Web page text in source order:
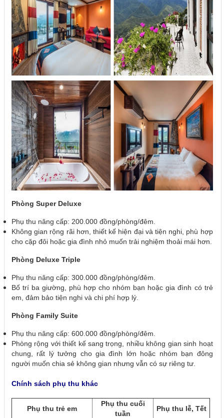
Phòng Super Deluxe
Phụ thu nâng cấp: 200.000 đồng/phòng/đêm.
Không gian rộng rãi hơn, thiết kế hiện đại và tiện nghi, phù hợp
cho cặp đôi hoặc gia đình nhỏ muốn trải nghiệm thoải mái hơn.
Phòng Deluxe Triple
Phụ thu nâng cấp: 300.000 đồng/phòng/đêm.
Bố trí ba giường, phù hợp cho nhóm bạn hoặc gia đình có trẻ
em, đảm bảo tiện nghi và chi phí hợp lý.
Phòng Family Suite
Phụ thu nâng cấp: 600.000 đồng/phòng/đêm.
Phòng rộng với thiết kế sang trọng, nhiều không gian sinh hoạt
chung, rất lý tưởng cho gia đình lớn hoặc nhóm bạn đông
người muốn chia sẻ không gian nhưng vẫn có sự riêng tư.
Chính sách phụ thu khác
Phụ thu trẻ em
Phụ thu cuối
tuần
Phụ thu lễ, Tết